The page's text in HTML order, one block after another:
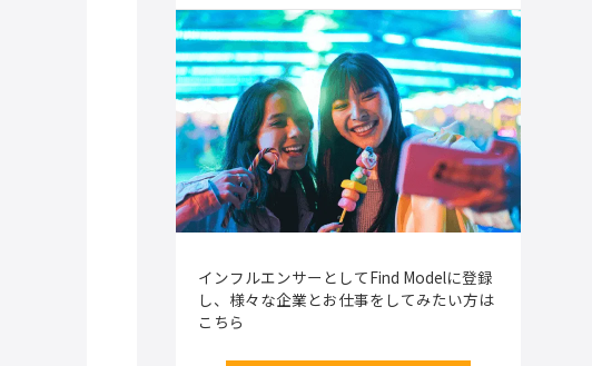
インフルエンサーとしてFind Modelに登録
し、様々な企業とお仕事をしてみたい方は
こちら